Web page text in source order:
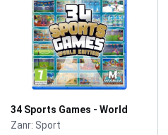
34 Sports Games - World
Edition /PS5
Zanr: Sport